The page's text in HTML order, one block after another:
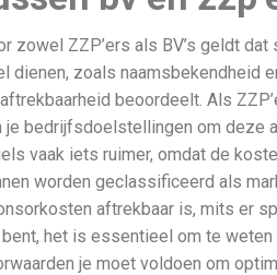
zowel ZZP’ers als BV’s geldt
dienen, zoals naamsbekendheid
beoordeelt. Als
je bedrijfsdoelstellingen om deze
vaak iets ruimer, omdat de
worden geclassificeerd als
aftrekbaar is, mits er
bent, het is essentieel om te
je moet voldoen om